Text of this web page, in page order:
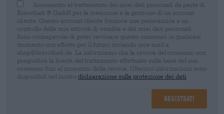
Acconsento al trattamento dei miei dati personali da parte di
Bierothek ® GmbH per la creazione e la gestione di un account
cliente. Questo account cliente fornisce una panoramica e un
controllo delle mie attività di vendita e dei miei dati personali.
Sono consapevole di poter revocare questo consenso in qualsiasi
momento con effetto per il futuro inviando un'e-mail a
shop@bierothek.de. La informiamo che la revoca del consenso non
pregiudica la liceità del trattamento effettuato sulla base del suo
consenso fino al momento della revoca. Ulteriori informazioni sono
disponibili nel nostro dichiarazione sulla protezione dei dati
Registrati